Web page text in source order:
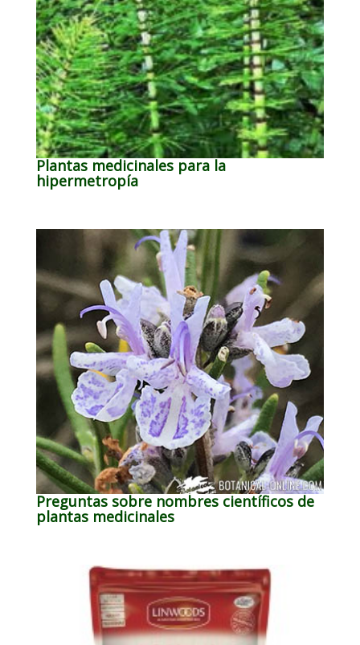
Plantas medicinales para la
hipermetropía
Preguntas sobre nombres científicos de
plantas medicinales